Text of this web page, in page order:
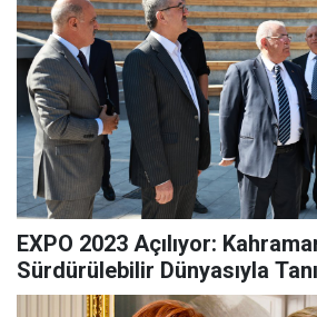
EXPO 2023 Açılıyor:
Sürdürülebilir Dünyasıyla